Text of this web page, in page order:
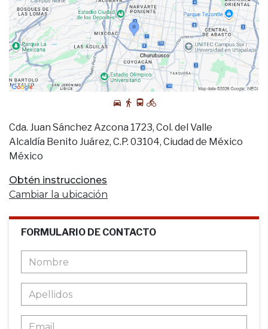
Cda. Juan Sánchez Azcona 1723, Col. del Valle
Alcaldía Benito Juárez, C.P. 03104, Ciudad de México
México
Obtén instrucciones
Cambiar la ubicación
FORMULARIO DE CONTACTO